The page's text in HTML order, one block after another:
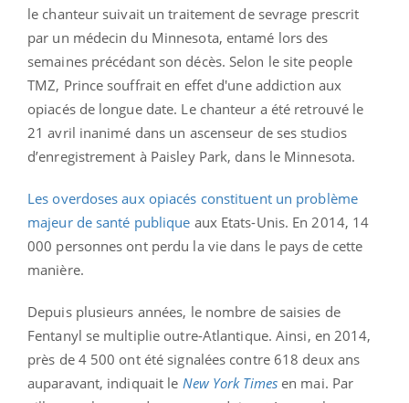
le chanteur suivait un traitement de sevrage prescrit
par un médecin du Minnesota, entamé lors des
semaines précédant son décès. Selon le site people
TMZ, Prince souffrait en effet d'une addiction aux
opiacés de longue date. Le chanteur a été retrouvé le
21 avril inanimé dans un ascenseur de ses studios
d’enregistrement à Paisley Park, dans le Minnesota.
Les overdoses aux opiacés constituent un problème
majeur de santé publique aux Etats-Unis. En 2014, 14
000 personnes ont perdu la vie dans le pays de cette
manière.
Depuis plusieurs années, le nombre de saisies de
Fentanyl se multiplie outre-Atlantique. Ainsi, en 2014,
près de 4 500 ont été signalées contre 618 deux ans
auparavant, indiquait le New York Times en mai. Par